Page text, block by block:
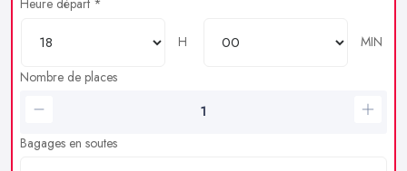
H
MIN
Nombre de places
Bagages en soutes